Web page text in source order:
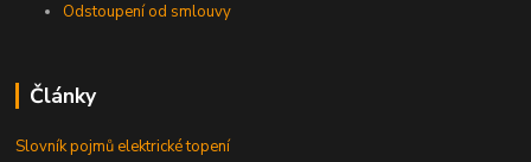
Odstoupení od smlouvy
Články
Slovník pojmů elektrické topení